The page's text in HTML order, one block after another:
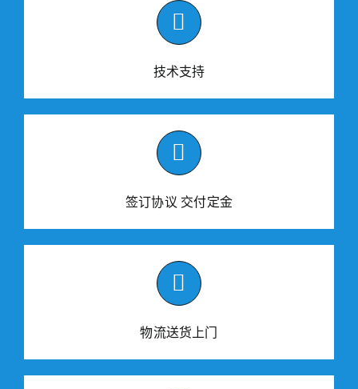
技术支持
签订协议 交付定金
物流送货上门